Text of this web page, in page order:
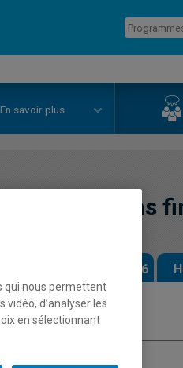
En savoir plus
et institutions
Horaire - Automne 2026
qui nous permettent
d’analyser les
en sélectionnant